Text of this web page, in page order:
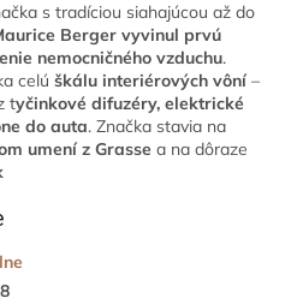
s tradíciou siahajúcou až do
Berger vyvinul prvú
nemocničného vzduchu.
celú škálu interiérových vôní –
tyčinkové difuzéry, elektrické
do auta. Značka stavia na
umení z Grasse a na dôraze